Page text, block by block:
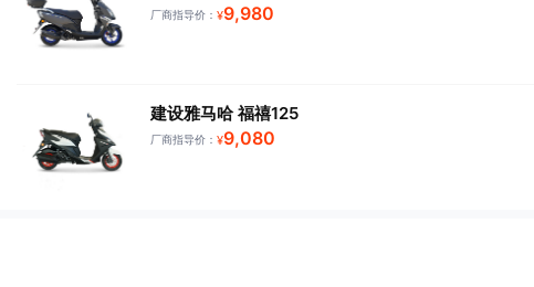
厂商指导价： ¥9,980
建设雅马哈 福禧125
厂商指导价： ¥9,080